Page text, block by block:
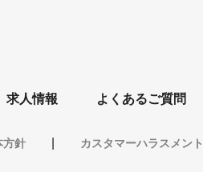
求人情報 よくあるご質問
方針 カスタマーハラスメン